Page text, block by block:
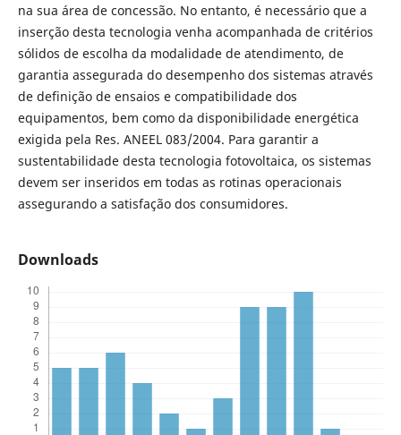
na sua área de concessão. No entanto, é necessário que a
inserção desta tecnologia venha acompanhada de critérios
sólidos de escolha da modalidade de atendimento, de
garantia assegurada do desempenho dos sistemas através
de definição de ensaios e compatibilidade dos
equipamentos, bem como da disponibilidade energética
exigida pela Res. ANEEL 083/2004. Para garantir a
sustentabilidade desta tecnologia fotovoltaica, os sistemas
devem ser inseridos em todas as rotinas operacionais
assegurando a satisfação dos consumidores.
Downloads